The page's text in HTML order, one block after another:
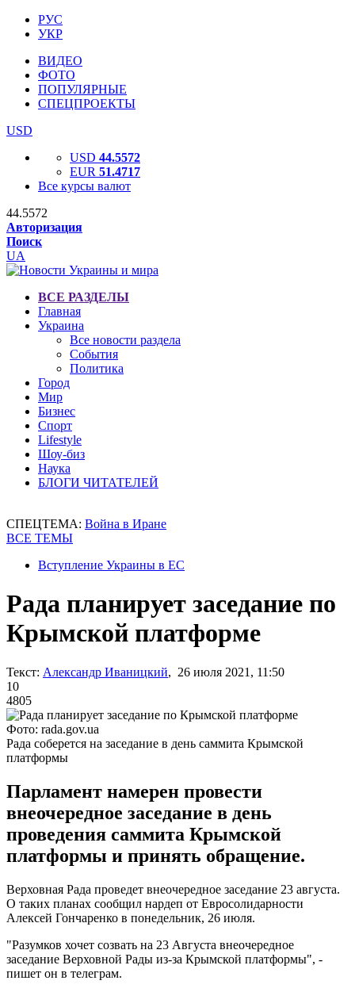
РУС
УКР
ВИДЕО
ФОТО
ПОПУЛЯРНЫЕ
СПЕЦПРОЕКТЫ
USD
USD 44.5572
EUR 51.4717
Все курсы валют
44.5572
Авторизация
Поиск
UA
ВСЕ РАЗДЕЛЫ
Главная
Украина
Все новости раздела
События
Политика
Город
Мир
Бизнес
Спорт
Lifestyle
Шоу-биз
Наука
БЛОГИ ЧИТАТЕЛЕЙ
СПЕЦТЕМА: Война в Иране
ВСЕ ТЕМЫ
Вступление Украины в ЕС
Рада планирует заседание по
Крымской платформе
Текст: Александр Иваницкий, 26 июля 2021, 11:50
10
4805
Фото: rada.gov.ua
Рада соберется на заседание в день саммита Крымской
платформы
Парламент намерен провести
внеочередное заседание в день
проведения саммита Крымской
платформы и принять обращение.
Верховная Рада проведет внеочередное заседание 23 августа.
О таких планах сообщил нардеп от Евросолидарности
Алексей Гончаренко в понедельник, 26 июля.
"Разумков хочет созвать на 23 Августа внеочередное
заседание Верховной Рады из-за Крымской платформы", -
пишет он в телеграм.